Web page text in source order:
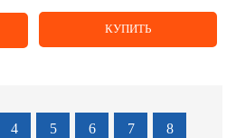
КУПИТЬ
4 5 6 7 8